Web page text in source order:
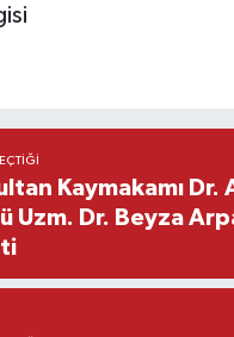
Kaymakamı Dr.
Uzm. Dr. Beyza